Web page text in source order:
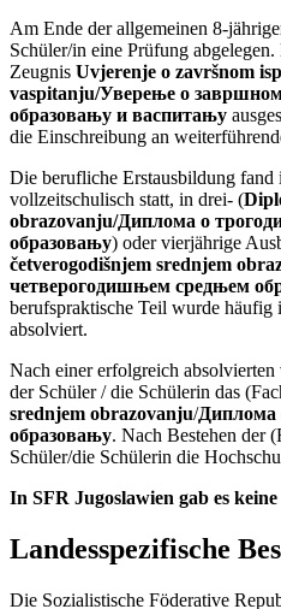
Am Ende der allgemeinen 8-
Schüler/in eine Prüfung
Zeugnis Uvjerenje o završnom
vaspitanju/Уверење о
образовању и васпитању
die Einschreibung an
Die berufliche Erstausbildung fand
vollzeitschulisch statt, in drei- (
obrazovanju/Диплома о
образовању) oder vierjährige
četverogodišnjem srednjem
четверогодишњем средњем
berufspraktische Teil wurde
absolviert.
Nach einer erfolgreich
der Schüler / die Schülerin das
srednjem obrazovanju/Диплома
образовању. Nach Bestehen der
Schüler/die Schülerin die
In SFR Jugoslawien gab es
Landesspezifische
Die Sozialistische Föderative